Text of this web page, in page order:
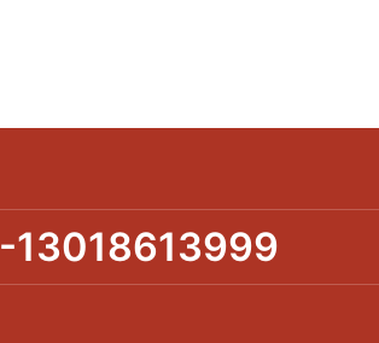
13018613999